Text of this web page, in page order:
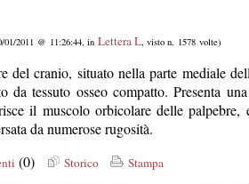
01/2011 @ 11:26:44, in Lettera L, visto n. 1578 volte)
del cranio, situato nella parte mediale
da tessuto osseo compatto. Presenta
il muscolo orbicolare delle palpebre,
da numerose rugosità.
(0) Storico Stampa